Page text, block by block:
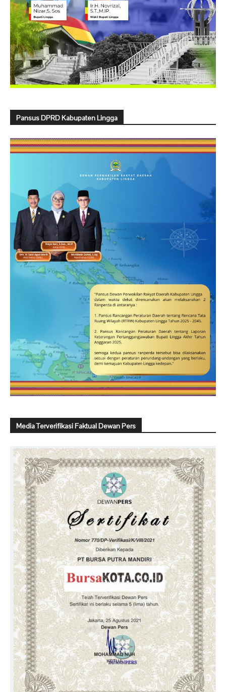
Pansus DPRD Kabupaten Lingga
Media Terverifikasi Faktual Dewan Pers